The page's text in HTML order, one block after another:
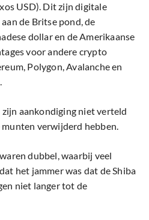
USD). Dit zijn digitale
de Britse pond, de
dollar en de Amerikaanse
voor andere crypto
Polygon, Avalanche en
aankondiging niet verteld
munten verwijderd hebben.
dubbel, waarbij veel
het jammer was dat de Shiba
niet langer tot de